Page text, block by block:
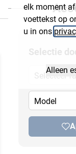
elk moment
voettekst op
u in ons
Alleen
Selectie
Selecteer
Model